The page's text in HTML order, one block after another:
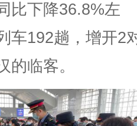
比下降36.8%左
车192趟，增开2
的临客。